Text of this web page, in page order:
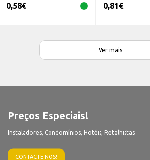
0,58€ 0,81€
Ver mais
Preços Especiais!
Instaladores, Condomínios, Hotéis, Retalhistas
CONTACTE-NOS!